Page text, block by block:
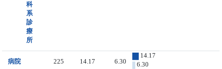
科
系
診
療
所
病院 225 14.17 6.30
14.17
6.30